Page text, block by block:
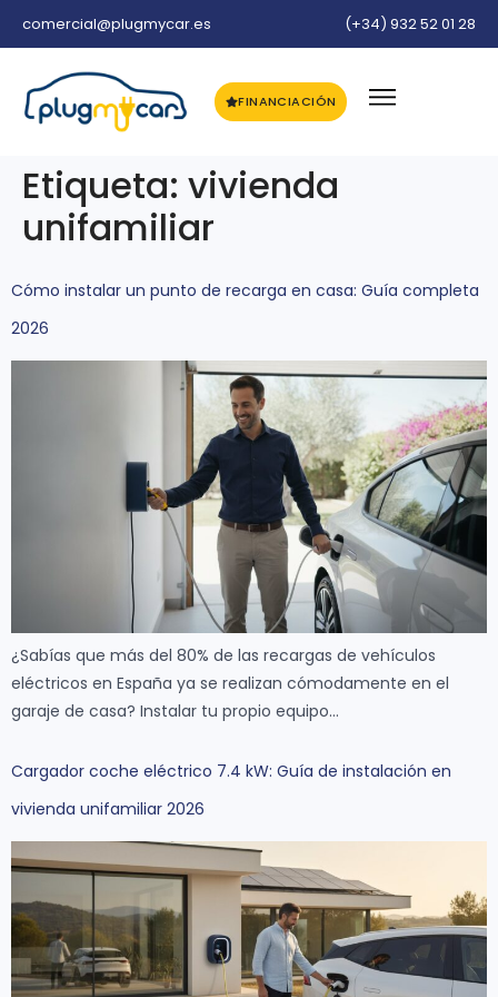
comercial@plugmycar.es (+34) 932 52 01 28
FINANCIACIÓN
Etiqueta: vivienda
unifamiliar
Cómo instalar un punto de recarga en casa: Guía completa
2026
¿Sabías que más del 80% de las recargas de vehículos
eléctricos en España ya se realizan cómodamente en el
garaje de casa? Instalar tu propio equipo…
Cargador coche eléctrico 7.4 kW: Guía de instalación en
vivienda unifamiliar 2026